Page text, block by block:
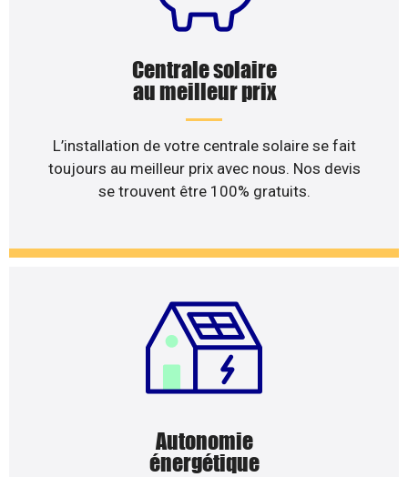
Centrale solaire
au meilleur prix
L’installation de votre centrale solaire se fait
toujours au meilleur prix avec nous. Nos devis
se trouvent être 100% gratuits.
Autonomie
énergétique